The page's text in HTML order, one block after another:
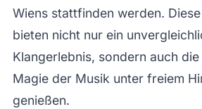
Wiens stattfinden werden.
bieten nicht nur ein
Klangerlebnis, sondern auch
Magie der Musik unter freiem
genießen.